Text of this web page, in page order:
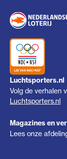
Luchtsporters.nl
Volg de verhalen
Luchtsporters.nl
Magazines en
Lees onze